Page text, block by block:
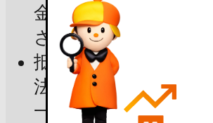
金額は不動産会社に
さい
抵当権抹消費用：登
法書士報酬の合計で
一般的で、3万円で